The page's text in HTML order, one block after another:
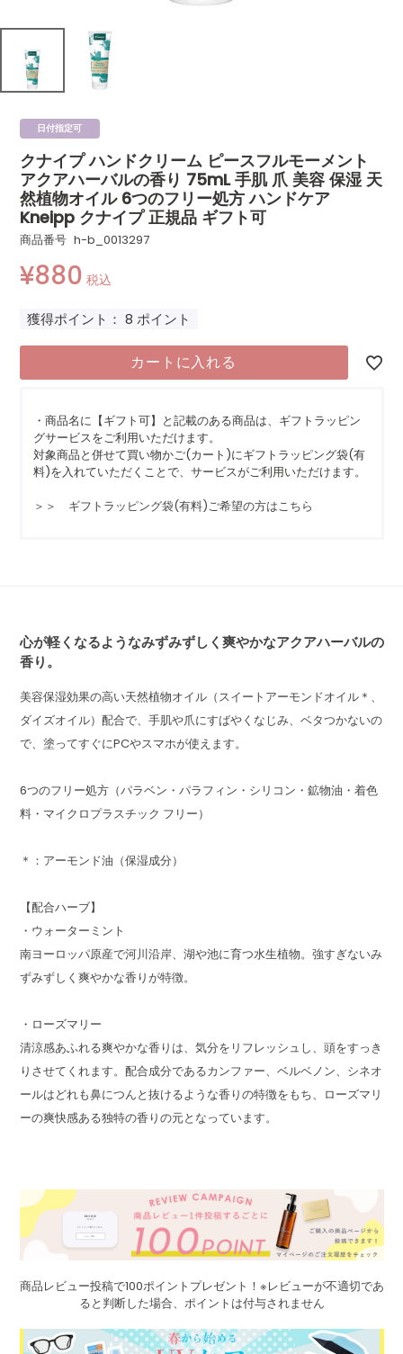
日付指定可
クナイプ ハンドクリーム ピースフルモーメント
アクアハーバルの香り 75mL 手肌 爪 美容 保湿 天
然植物オイル 6つのフリー処方 ハンドケア
Kneipp クナイプ 正規品 ギフト可
商品番号 h-b_0013297
¥880 税込
獲得ポイント： 8 ポイント
カートに入れる
・商品名に【ギフト可】と記載のある商品は、ギフトラッピン
グサービスをご利用いただけます。
対象商品と併せて買い物かご(カート)にギフトラッピング袋(有
料)を入れていただくことで、サービスがご利用いただけます。
＞＞ ギフトラッピング袋(有料)ご希望の方はこちら
心が軽くなるようなみずみずしく爽やかなアクアハーバルの
香り。
美容保湿効果の高い天然植物オイル（スイートアーモンドオイル＊、
ダイズオイル）配合で、手肌や爪にすばやくなじみ、ベタつかないの
で、塗ってすぐにPCやスマホが使えます。
6つのフリー処方（パラベン・パラフィン・シリコン・鉱物油・着色
料・マイクロプラスチック フリー）
＊：アーモンド油（保湿成分）
【配合ハーブ】
・ウォーターミント
南ヨーロッパ原産で河川沿岸、湖や池に育つ水生植物。強すぎないみ
ずみずしく爽やかな香りが特徴。
・ローズマリー
清涼感あふれる爽やかな香りは、気分をリフレッシュし、頭をすっき
りさせてくれます。配合成分であるカンファー、ベルベノン、シネオ
ールはどれも鼻につんと抜けるような香りの特徴をもち、ローズマリ
ーの爽快感ある独特の香りの元となっています。
商品レビュー投稿で100ポイントプレゼント！※レビューが不適切であ
ると判断した場合、ポイントは付与されません